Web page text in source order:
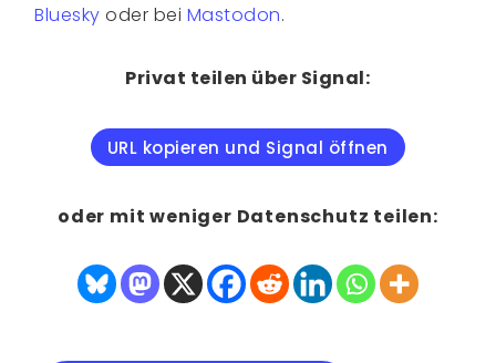
Bluesky oder bei Mastodon.
Privat teilen über Signal:
URL kopieren und Signal öffnen
oder mit weniger Datenschutz teilen: